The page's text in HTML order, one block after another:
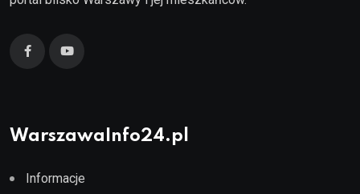
WarszawaInfo24.pl
Informacje